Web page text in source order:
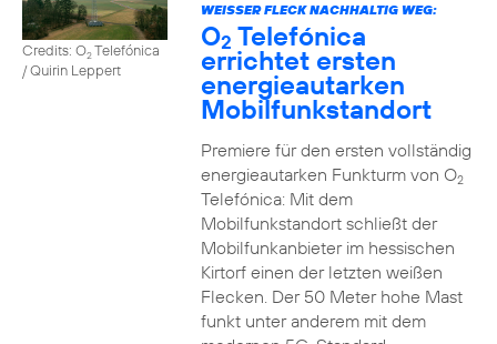
Credits: O2Telefónica
/ Quirin Leppert
WEISSER FLECK NACHHALTIG WEG:
O2 Telefónica
errichtet ersten
energieautarken
Mobilfunkstandort
Premiere für den ersten vollständig
energieautarken Funkturm von O2
Telefónica: Mit dem
Mobilfunkstandort schließt der
Mobilfunkanbieter im hessischen
Kirtorf einen der letzten weißen
Flecken. Der 50 Meter hohe Mast
funkt unter anderem mit dem